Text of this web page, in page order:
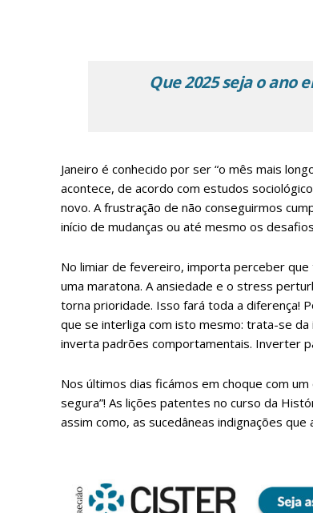
Que 2025 seja o
Janeiro é conhecido por ser “o mês mais
acontece, de acordo com estudos
novo. A frustração de não conseguirmos
início de mudanças ou até mesmo os
No limiar de fevereiro, importa perceber que
uma maratona. A ansiedade e o stress
torna prioridade. Isso fará toda a diferença!
que se interliga com isto mesmo: trata-se
inverta padrões comportamentais. Inverter
Nos últimos dias ficámos em choque com
segura”! As lições patentes no curso da
assim como, as sucedâneas indignações que